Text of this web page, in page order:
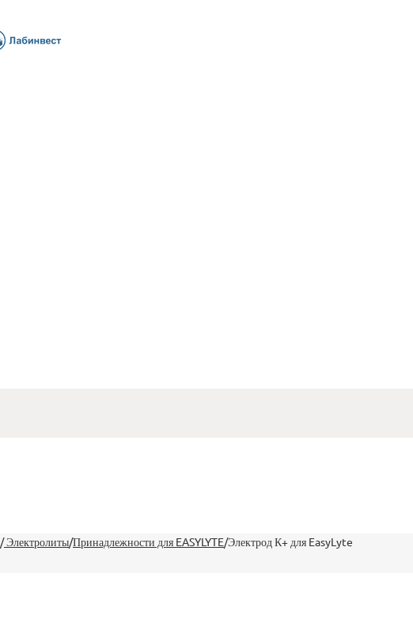
/Электролиты/Принадлежности для EASYLYTE/Электрод К+ для EasyLyte